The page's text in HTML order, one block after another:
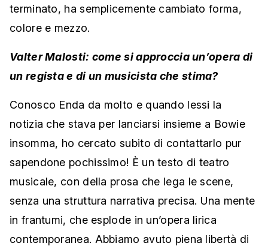
terminato, ha semplicemente cambiato forma,
colore e mezzo.
Valter Malosti: come si approccia un’opera di
un regista e di un musicista che stima?
Conosco Enda da molto e quando lessi la
notizia che stava per lanciarsi insieme a Bowie
insomma, ho cercato subito di contattarlo pur
sapendone pochissimo! È un testo di teatro
musicale, con della prosa che lega le scene,
senza una struttura narrativa precisa. Una mente
in frantumi, che esplode in un’opera lirica
contemporanea. Abbiamo avuto piena libertà di